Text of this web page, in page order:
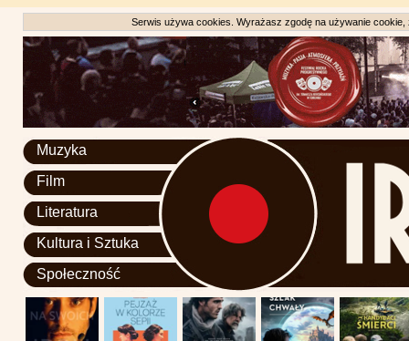
Serwis używa cookies. Wyrażasz zgodę na używanie
Muzyka
Film
Literatura
Kultura i Sztuka
Społeczność